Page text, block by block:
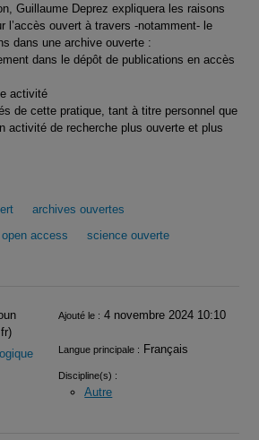
Guillaume Deprez expliquera les raisons
l’accès ouvert à travers -notamment- le
dans une archive ouverte :
dans le dépôt de publications en accès
activité
de cette pratique, tant à titre personnel que
activité de recherche plus ouverte et plus
archives ouvertes
open access
science ouverte
Ajouté le : 4 novembre 2024 10:10
Langue principale : Français
Discipline(s) :
Autre